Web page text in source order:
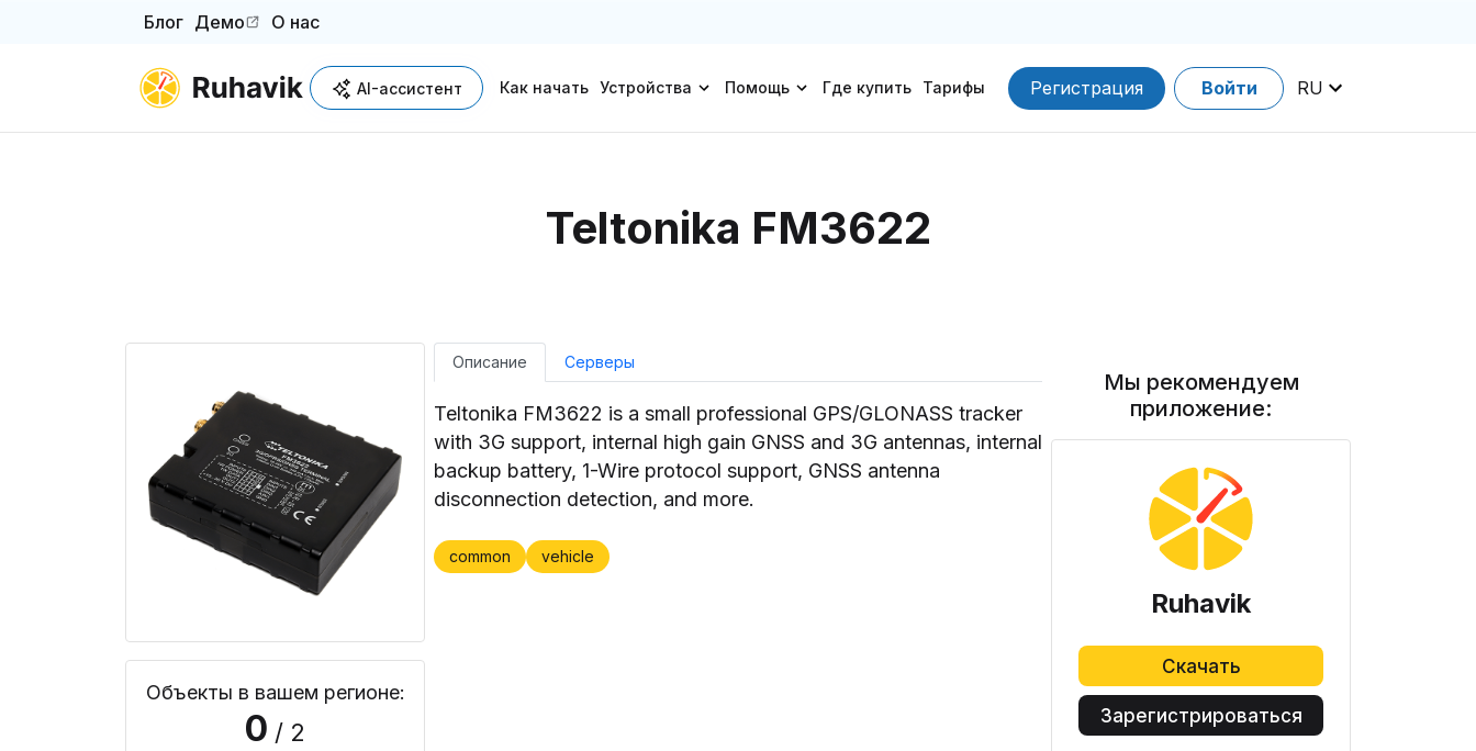
Блог Демо
(opens in a new tab)
О нас
AI-ассистент Как начать Устройства Помощь Где купить Тарифы Регистрация Войти RU
Teltonika FM3622
Объекты в вашем регионе:
0 / 2
Описание Серверы
Teltonika FM3622 is a small professional GPS/GLONASS tracker
with 3G support, internal high gain GNSS and 3G antennas, internal
backup battery, 1-Wire protocol support, GNSS antenna
disconnection detection, and more.
common vehicle
Мы рекомендуем
приложение:
Ruhavik
Скачать
Зарегистрироваться